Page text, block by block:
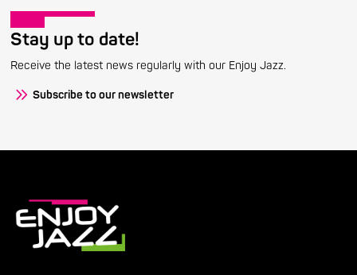
Stay up to date!
Receive the latest news regularly with our Enjoy Jazz.
Subscribe to our newsletter